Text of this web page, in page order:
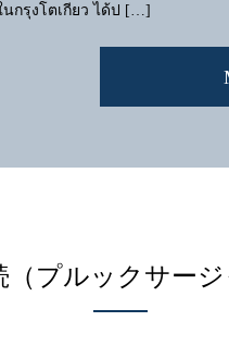
นกรุงโตเกียว ได้ป […]
（プルックサー